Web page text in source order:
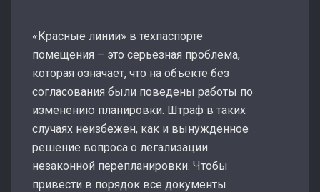
«Красные линии» в техпаспорте
помещения – это серьезная проблема,
которая означает, что на объекте без
согласования были поведены работы по
изменению планировки. Штраф в таких
случаях неизбежен, как и вынужденное
решение вопроса о легализации
незаконной перепланировки. Чтобы
привести в порядок все документы